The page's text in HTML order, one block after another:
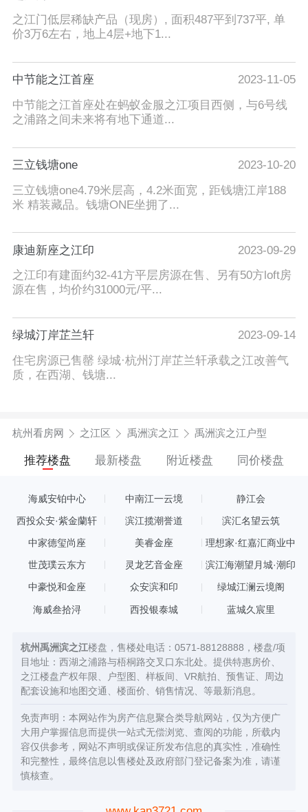
之江门低层稀缺产品（现房）, 面积487平到737平, 单
价3万6左右，地上4层+地下1...
中节能之江首座
2023-11-05
中节能之江首座处在蚂蚁金服之江项目西侧，与6号线
之浦路之间未来将有地下通道...
三立钱塘one
2023-10-20
三立钱塘one4.79米层高，4.2米面宽，距钱塘江岸188
米 精装藏品。钱塘ONE坐拥了...
康迪新座之江印
2023-09-29
之江印有建面约32-41方平层房源在售、另有50方loft房
源在售，均价约31000元/平...
绿城汀岸芷兰轩
2023-09-14
住宅房源已售罄 绿城·杭州汀岸芷兰轩承载之江改善气
质，在西湖、钱塘...
杭州看房网 之江区 禹洲滨之江 禹洲滨之江户型
推荐楼盘 最新楼盘 附近楼盘 同价楼盘
海威安铂中心 中南江一云境 静江会
西投众安·紫金蘭轩 滨江揽潮誉道 滨汇名望云筑
中家德玺尚座 美睿金座
理想家·红嘉汇商业中
世茂璞云东方 灵龙艺音金座 滨江海潮望月城·潮印
中豪悦和金座 众安滨和印 绿城江澜云境阁
海威叁拾浔 西投银泰城 蓝城久宸里
杭州禹洲滨之江楼盘，售楼处电话：0571-88128888，楼盘/项
目地址：西湖之浦路与梧桐路交叉口东北处。提供特惠房价、
之江楼盘产权年限、户型图、样板间、VR航拍、预售证、周边
配套设施和地图交通、楼面价、销售情况、等最新消息。
免责声明：本网站作为房产信息聚合类导航网站，仅为方便广
大用户掌握信息而提供一站式无偿浏览、查阅的功能，所载内
容仅供参考，网站不声明或保证所发布信息的真实性，准确性
和完整性，最终信息以售楼处及政府部门登记备案为准，请谨
慎核查。